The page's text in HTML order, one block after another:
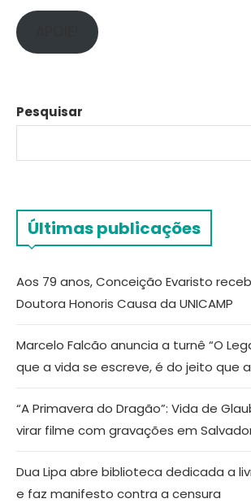
Pesquisar
Últimas publicações
Aos 79 anos, Conceição Evaristo
Doutora Honoris Causa da UNICAMP
Marcelo Falcão anuncia a turnê “O
que a vida se escreve, é do jeito que
“A Primavera do Dragão”: Vida de
virar filme com gravações em
Dua Lipa abre biblioteca dedicada a
e faz manifesto contra a censura